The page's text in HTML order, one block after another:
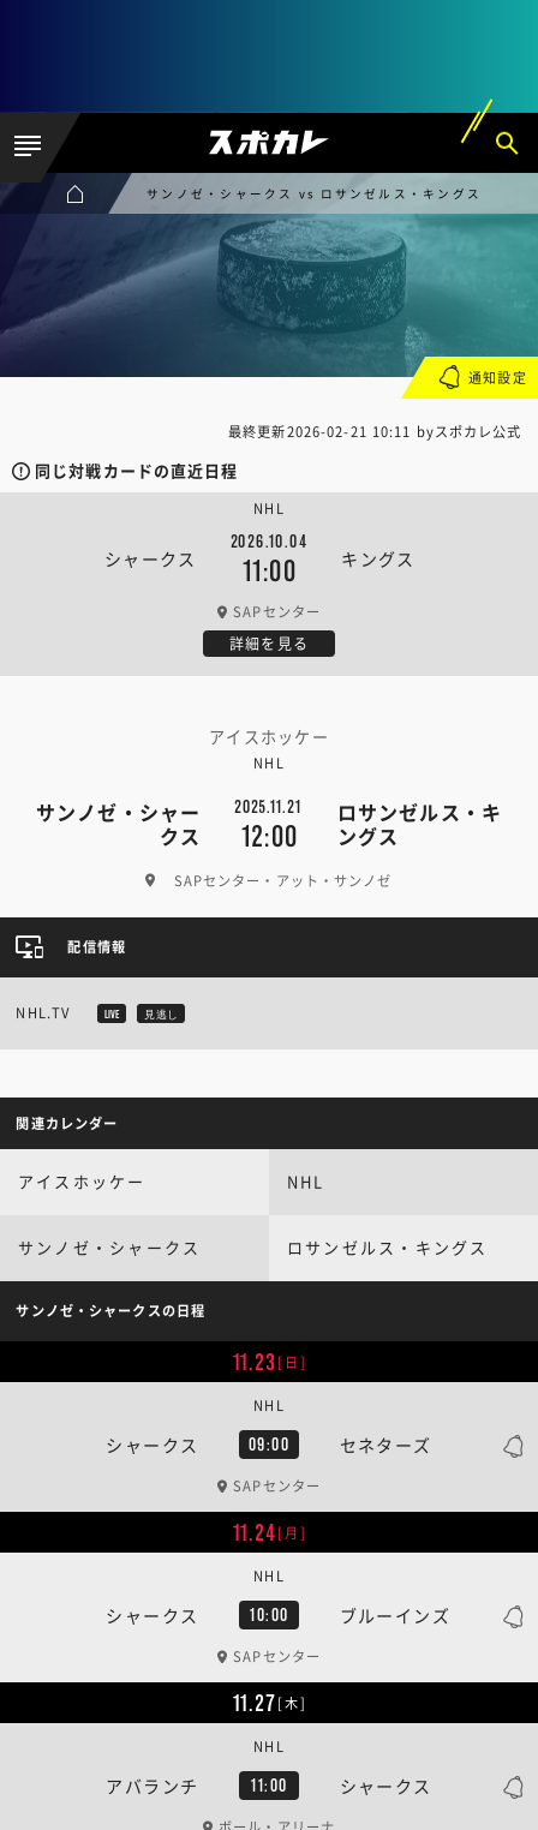
サンノゼ・シャークス vs ロサンゼルス・キングス
最終更新2026-02-21 10:11 byスポカレ公式
同じ対戦カードの直近日程
シャークス
2026.10.04
11:00 キングス
NHL
SAPセンター
詳細を見る
アイスホッケー
NHL
サンノゼ・シャー
クス
2025.11.21
12:00
ロサンゼルス・キ
ングス
SAPセンター・アット・サンノゼ
通知設定
配信情報
NHL.TV LIVE 見逃し
関連カレンダー
アイスホッケー NHL
サンノゼ・シャークス ロサンゼルス・キングス
サンノゼ・シャークスの日程
11.23[日]
シャークス 09:00 セネターズ
NHL
SAPセンター
11.24[月]
シャークス 10:00 ブルーインズ
NHL
SAPセンター
11.27[木]
アバランチ 11:00 シャークス
NHL